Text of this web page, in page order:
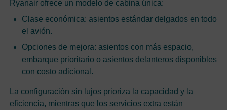
Ryanair ofrece un modelo de cabina única:
Clase económica: asientos estándar delgados en todo
el avión.
Opciones de mejora: asientos con más espacio,
embarque prioritario o asientos delanteros disponibles
con costo adicional.
La configuración sin lujos prioriza la capacidad y la
eficiencia, mientras que los servicios extra están